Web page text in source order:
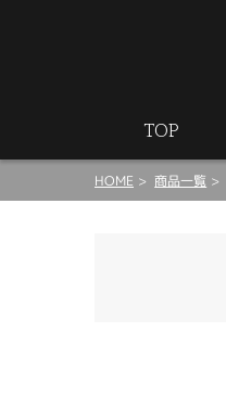
TOP
HOME 商品一覧